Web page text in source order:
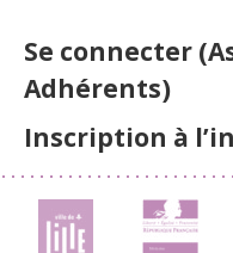
Se connecter
Adhérents)
Inscription à